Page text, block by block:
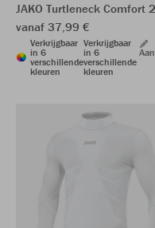
JAKO Turtleneck Comfort
vanaf 37,99 €
Verkrijgbaar
in 6
verschillende
kleuren
Verkrijgbaar
in 6
verschillende
kleuren